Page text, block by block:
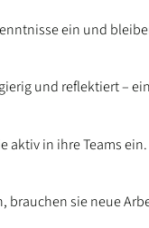
ein und
und reflektiert –
aktiv in ihre Teams ein.
brauchen sie neue